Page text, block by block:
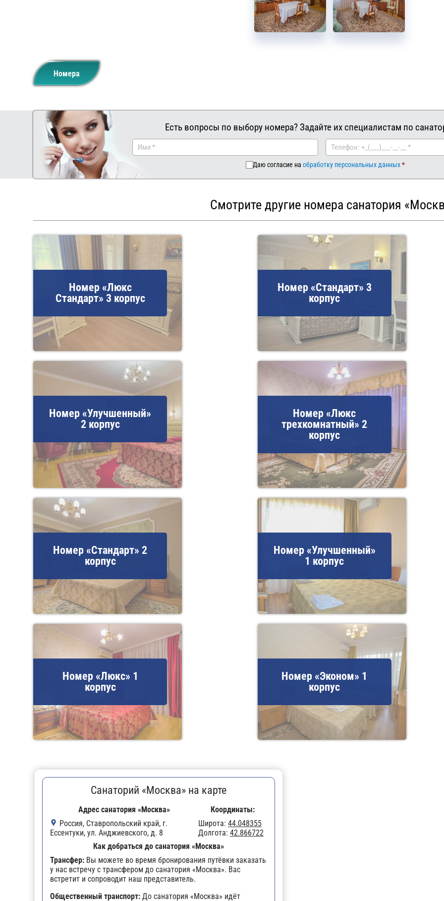
Номера
Есть вопросы по выбору номера? Задайте их специалистам по
Даю согласие на обработку персональных данных
Смотрите другие номера санатория
Номер «Люкс
Стандарт» 3 корпус
Номер «Стандарт» 3
корпус
Номер «Улучшенный»
2 корпус
Номер «Люкс
трехкомнатный» 2
корпус
Номер «Стандарт» 2
корпус
Номер «Улучшенный»
1 корпус
Номер «Люкс» 1
корпус
Номер «Эконом» 1
корпус
Санаторий «Москва» на карте
Адрес санатория «Москва»
Россия, Ставропольский край, г.
Ессентуки, ул. Анджиевского, д. 8
Координаты:
Широта: 44.048355
Долгота: 42.866722
Как добраться до санатория «Москва»
Трансфер: Вы можете во время бронирования путёвки заказать
у нас встречу с трансфером до санатория «Москва». Вас
встретит и сопроводит наш представитель.
Общественный транспорт: До санатория «Москва» идёт